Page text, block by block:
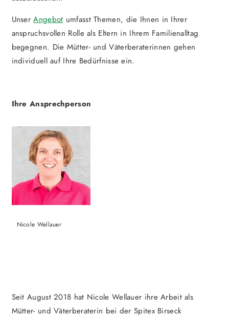
UnserAngebot umfasst Themen, die Ihnen in Ihrer
anspruchsvollen Rolle als Eltern in Ihrem Familienalltag
begegnen. Die Mütter- und Väterberaterinnen gehen
individuell auf Ihre Bedürfnisse ein.
Ihre Ansprechperson
Nicole Wellauer
Seit August 2018 hat Nicole Wellauer ihre Arbeit als
Mütter- und Väterberaterin bei der Spitex Birseck